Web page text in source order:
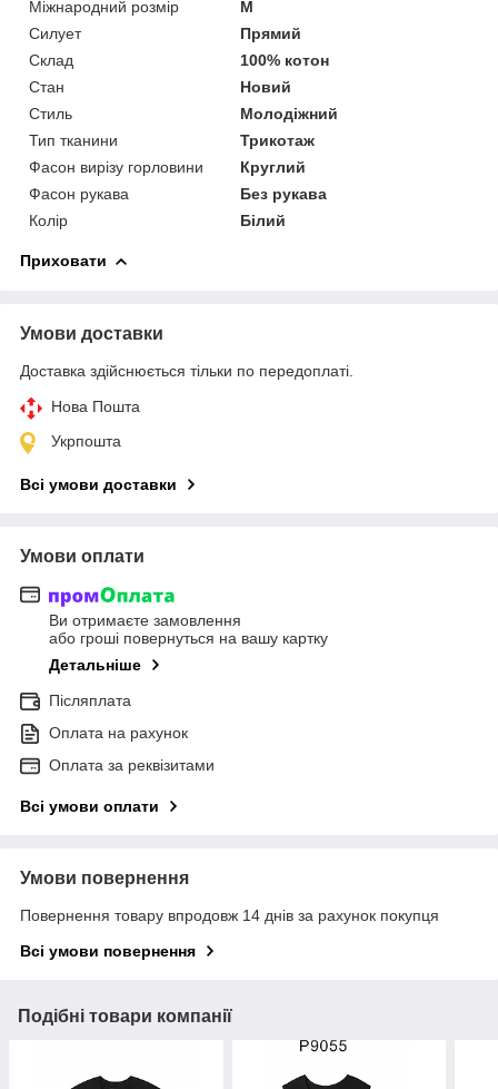
Міжнародний розмір
M
Силует
Прямий
Склад
100% котон
Стан
Новий
Стиль
Молодіжний
Тип тканини
Трикотаж
Фасон вирізу горловини
Круглий
Фасон рукава
Без рукава
Колір
Білий
Приховати
Умови доставки
Доставка здійснюється тільки по передоплаті.
Нова Пошта
Укрпошта
Всі умови доставки
Умови оплати
Ви отримаєте замовлення
або гроші повернуться на вашу картку
Детальніше
Післяплата
Оплата на рахунок
Оплата за реквізитами
Всі умови оплати
Умови повернення
Повернення товару впродовж 14 днів за рахунок покупця
Всі умови повернення
Подібні товари компанії